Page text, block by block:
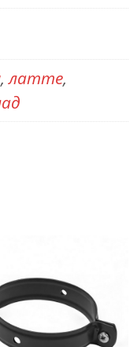
,латте,